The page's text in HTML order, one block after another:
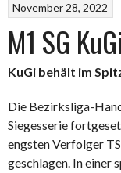
November 28, 2022
M1 SG
KuGi behält im
Die Bezirksliga-
Siegesserie
engsten Verfolger
geschlagen. In einer